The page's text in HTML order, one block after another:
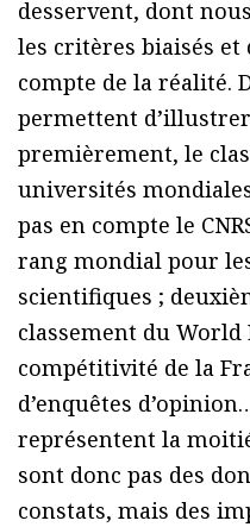
desservent, dont
les critères biaisés et
compte de la réalité.
permettent
premièrement, le
universités
pas en compte le
rang mondial pour
scientifiques ;
classement du
compétitivité de la
d’enquêtes
représentent la
sont donc pas des
constats, mais des